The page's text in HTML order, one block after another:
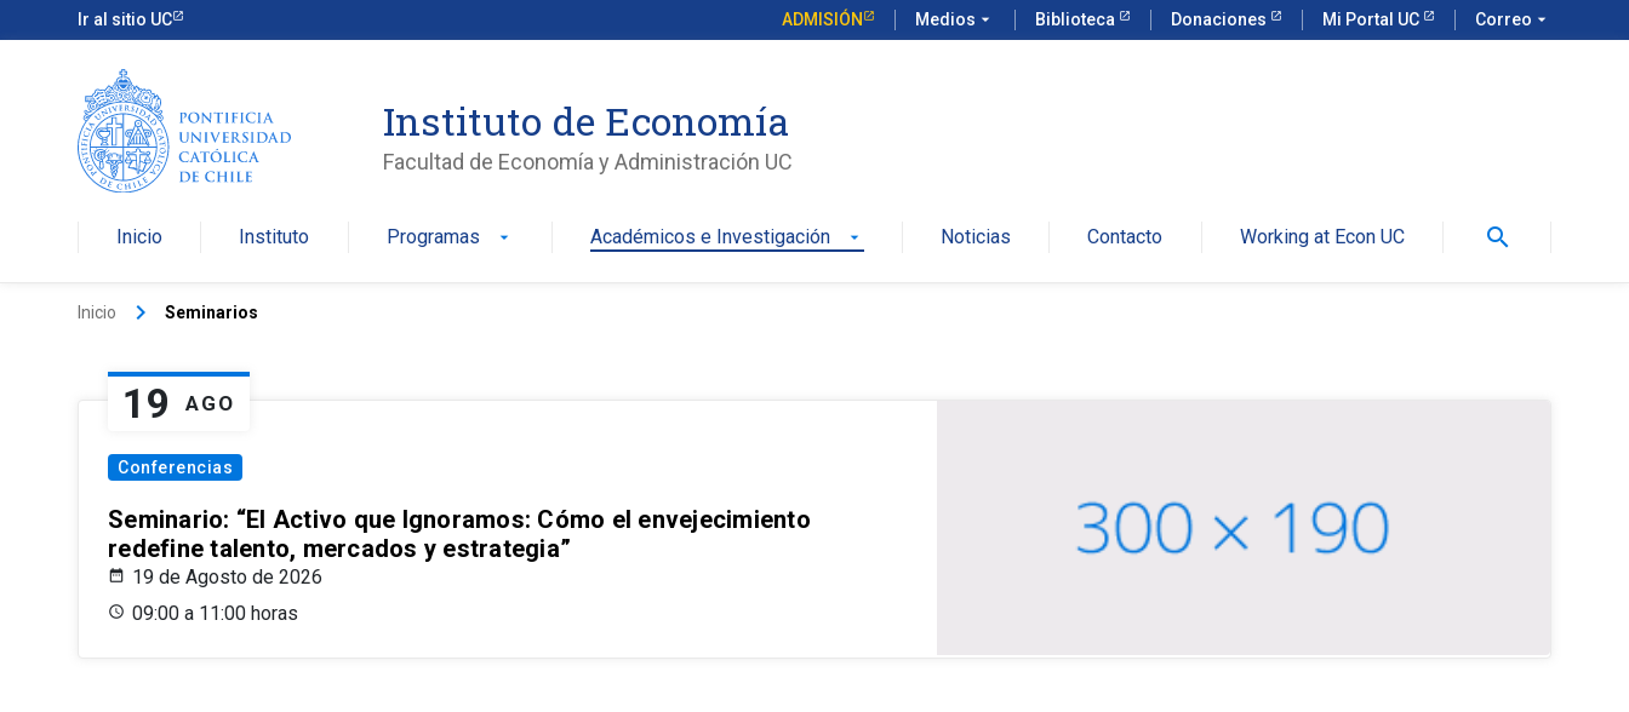
Ir al sitio UC ADMISIÓN Medios arrow_drop_down Biblioteca Donaciones Mi Portal UC Correo arrow_drop_down
Instituto de Economía
Facultad de Economía y Administración UC
Inicio Instituto Programas arrow_drop_down Académicos e Investigación arrow_drop_down Noticias Contacto Working at Econ UC search
Inicio keyboard_arrow_right Seminarios
19 AGO
Conferencias
Seminario: “El Activo que Ignoramos: Cómo el envejecimiento
redefine talento, mercados y estrategia”
19 de Agosto de 2026
09:00 a 11:00 horas